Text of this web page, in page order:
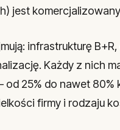
jest
infrastrukturę
Każdy z nich
25% do nawet
firmy i rodzaju